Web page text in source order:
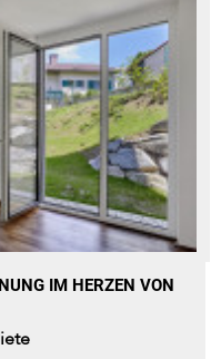
IM HERZEN VON